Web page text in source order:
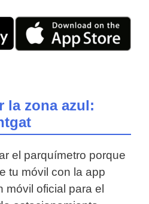
la zona azul:
el parquímetro porque
tu móvil con la app
móvil oficial para el